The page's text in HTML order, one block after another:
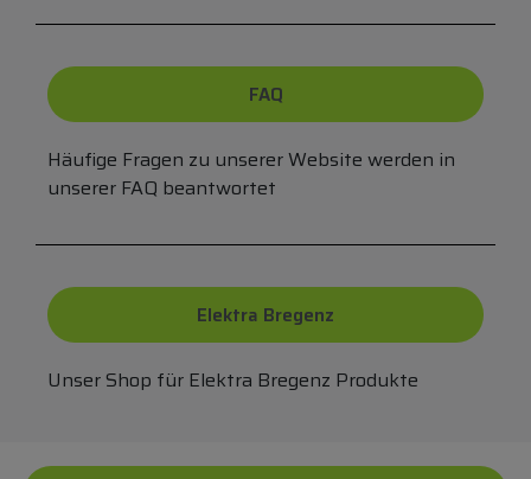
FAQ
Häufige Fragen zu unserer Website werden in
unserer FAQ beantwortet
Elektra Bregenz
Unser Shop für Elektra Bregenz Produkte